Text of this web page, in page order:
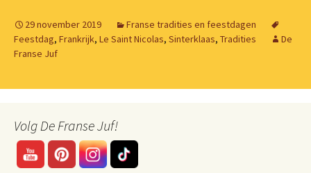
29 november 2019
Franse tradities en feestdagen
Feestdag, Frankrijk, Le Saint Nicolas, Sinterklaas, Tradities
De
Franse Juf
Volg De Franse Juf!